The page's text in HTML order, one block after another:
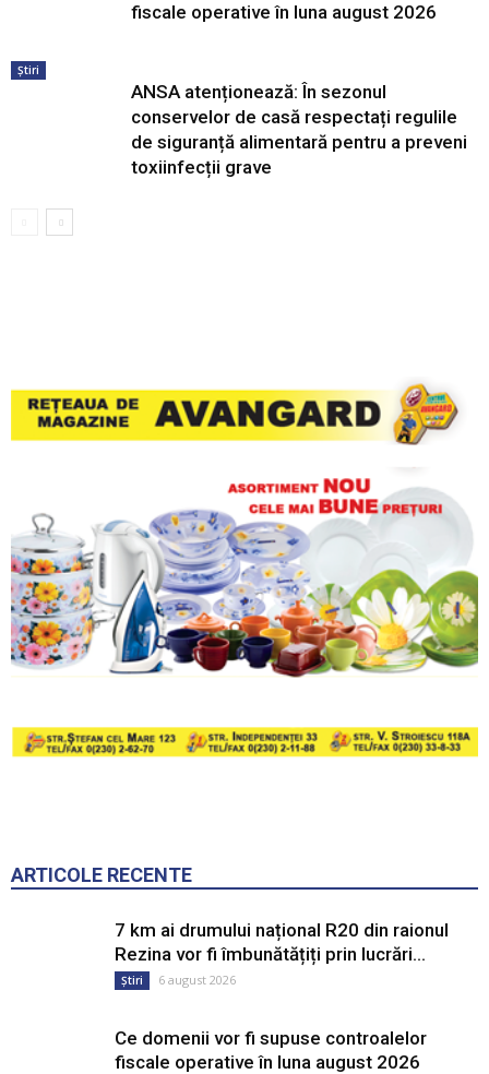
fiscale operative în luna august 2026
Știri
ANSA atenționează: În sezonul
conservelor de casă respectați regulile
de siguranță alimentară pentru a preveni
toxiinfecții grave
ARTICOLE RECENTE
7 km ai drumului național R20 din raionul
Rezina vor fi îmbunătățiți prin lucrări...
Știri 6 august 2026
Ce domenii vor fi supuse controalelor
fiscale operative în luna august 2026